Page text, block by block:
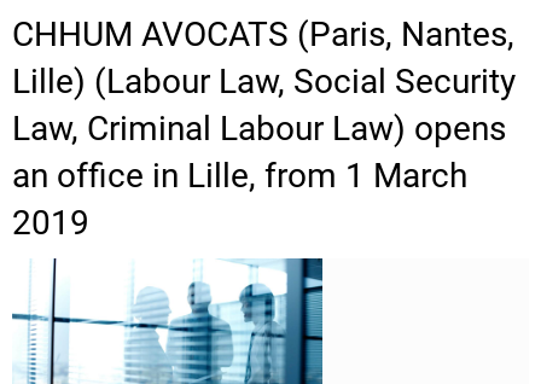
CHHUM AVOCATS (Paris, Nantes,
Lille) (Labour Law, Social Security
Law, Criminal Labour Law) opens
an office in Lille, from 1 March
2019